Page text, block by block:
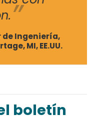
de Ingeniería,
MI, EE.UU.
boletín